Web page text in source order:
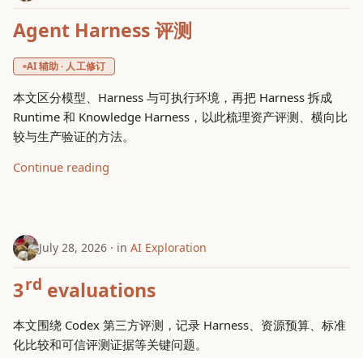
e
a
r
c
h
ToBeDone
Trouble Shooting
Agent Harness 评测
AI 辅助 · 人工修订
本文区分模型、Harness 与可执行环境，再把 Harness 拆成
Runtime 和 Knowledge Harness，以此梳理资产评测、横向比
较与生产验证的方法。
Continue reading
July 28, 2026 in AI Exploration
3rd evaluations
本文围绕 Codex 第三方评测，记录 Harness、资源预算、标准
化比较和可信评测证据等关键问题。